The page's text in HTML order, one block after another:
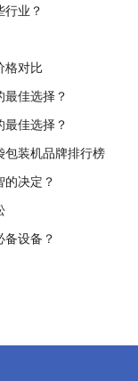
业？
格对比
佳选择？
佳选择？
包装机品牌排行榜
决定？
设备？